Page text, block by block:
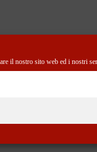
il nostro sito web ed i nostri